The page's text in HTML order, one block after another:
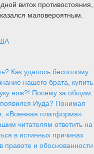
виток противостояния,
маловероятным.
Как удалось бесполому
нашего брата, купить
нож?! Посему за общим
Иуда? Понимая
«Военная платформа»
читателям ответить на
в истинных причинах
правоте и обоснованности